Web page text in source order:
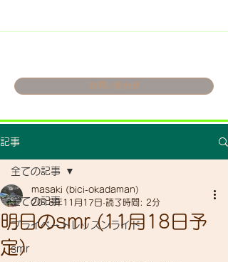
お問い合わせ
記事
全ての記事
プライベートレッスンライド
smr
全ての記事
明日のsmr (11月18日予
定）
masaki (bici-okadaman)
2018年11月17日 読了時間: 2分